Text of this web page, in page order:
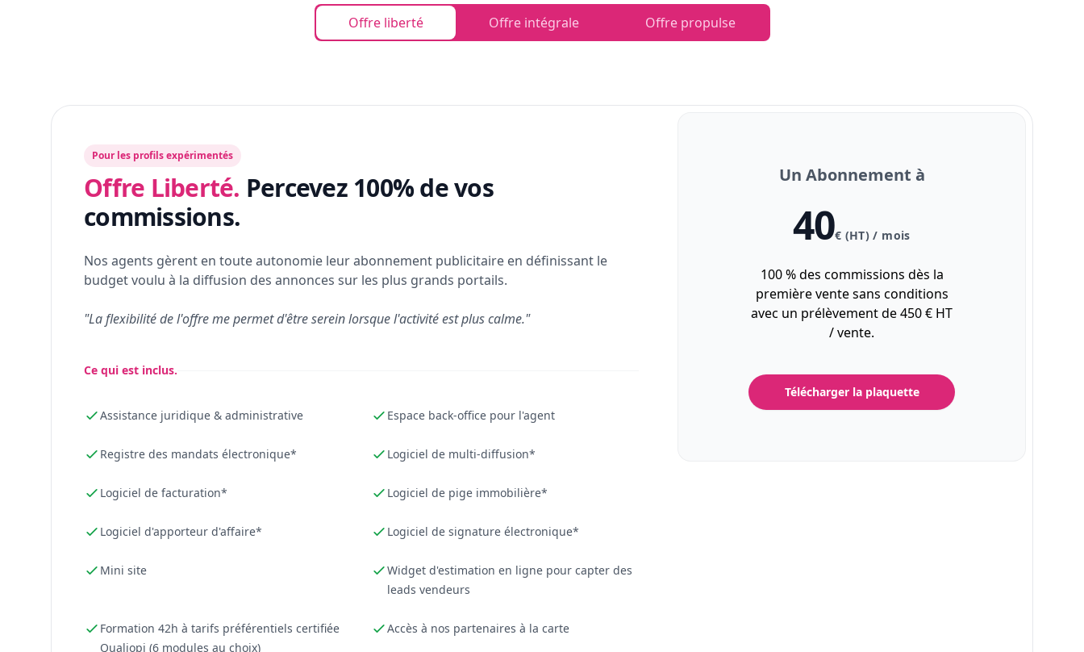
Offre liberté Offre intégrale Offre propulse
Pour les profils expérimentés
Offre Liberté. Percevez 100% de vos
commissions.
Nos agents gèrent en toute autonomie leur abonnement publicitaire en définissant le
budget voulu à la diffusion des annonces sur les plus grands portails.
"La flexibilité de l'offre me permet d'être serein lorsque l'activité est plus calme."
Ce qui est inclus.
Assistance juridique & administrative Espace back-office pour l'agent
Registre des mandats électronique* Logiciel de multi-diffusion*
Logiciel de facturation* Logiciel de pige immobilière*
Logiciel d'apporteur d'affaire* Logiciel de signature électronique*
Mini site
Widget d'estimation en ligne pour capter des
leads vendeurs
Formation 42h à tarifs préférentiels certifiée
Qualiopi (6 modules au choix)
Accès à nos partenaires à la carte
Un Abonnement à
40€ (HT) / mois
100 % des commissions dès la
première vente sans conditions
avec un prélèvement de 450 € HT
/ vente.
Télécharger la plaquette